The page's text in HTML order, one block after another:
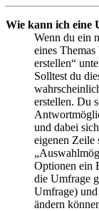
Wie kann ich eine
Wenn du ein
eines
erstellen“
Solltest du
erstellen. Du
und dabei
eigenen Zeile
Optionen ein
die Umfrage
Umfrage)
ändern